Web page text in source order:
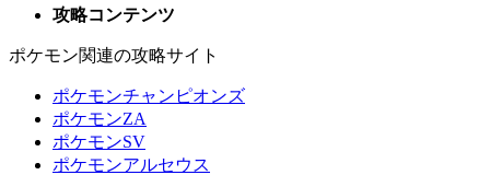
攻略コンテンツ
ポケモン関連の攻略サイト
ポケモンチャンピオンズ
ポケモンZA
ポケモンSV
ポケモンアルセウス